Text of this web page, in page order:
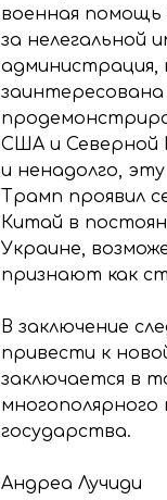
военная помощь
за нелегальной
администрация,
США и Северной
и ненадолго,
Трамп проявил
Китай в
Украине,
признают как
В заключение
привести к
заключается в
государства.
Андреа Лучиди